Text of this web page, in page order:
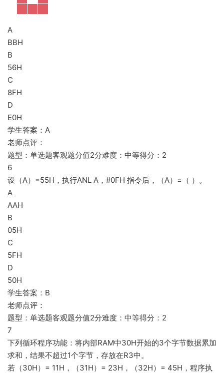
A
BBH
B
56H
C
8FH
D
E0H
学生答案：A
老师点评：
题型：单选题客观题分值2分难度：中等得分：2
6
设（A）=55H，执行ANL A，#0FH 指令后，（A）=（ ）。
A
AAH
B
05H
C
5FH
D
50H
学生答案：B
老师点评：
题型：单选题客观题分值2分难度：中等得分：2
7
下列循环程序功能：将内部RAM中30H开始的3个字节数据累加
求和，结果不超过1个字节，存放在R3中。
若（30H）= 11H，（31H）= 23H，（32H）= 45H，程序执